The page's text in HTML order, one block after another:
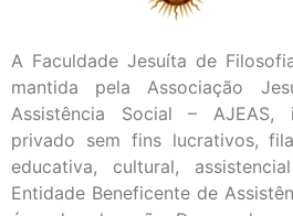
A Faculdade Jesuíta de
mantida pela Associação
Assistência Social –
privado sem fins lucrativos,
educativa, cultural,
Entidade Beneficente de